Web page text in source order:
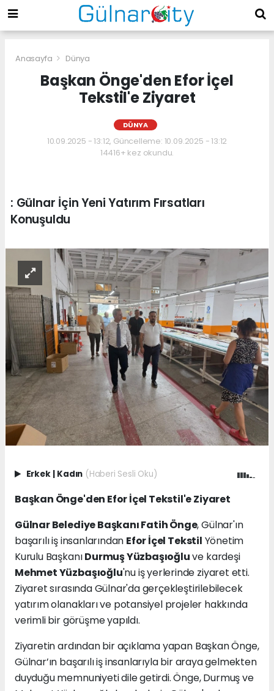
Anasayfa Dünya
Başkan Önge'den Efor İçel
Tekstil'e Ziyaret
DÜNYA
10.09.2025 - 13:12, Güncelleme: 10.09.2025 - 13:12
14416+ kez okundu.
: Gülnar İçin Yeni Yatırım Fırsatları
Konuşuldu
Erkek Kadın (Haberi Sesli Oku)
Başkan Önge'den Efor İçel Tekstil'e Ziyaret
Gülnar Belediye Başkanı Fatih Önge, Gülnar'ın
başarılı iş insanlarından Efor İçel Tekstil Yönetim
Kurulu BaşkanıDurmuş Yüzbaşıoğluve kardeşi
Mehmet Yüzbaşıoğlu'nu iş yerlerinde ziyaret etti.
Ziyaret sırasında Gülnar'da gerçekleştirilebilecek
yatırım olanakları ve potansiyel projeler hakkında
verimli bir görüşme yapıldı.
Ziyaretin ardından bir açıklama yapan Başkan Önge,
Gülnar’ın başarılı iş insanlarıyla bir araya gelmekten
duyduğu memnuniyeti dile getirdi. Önge, Durmuş ve